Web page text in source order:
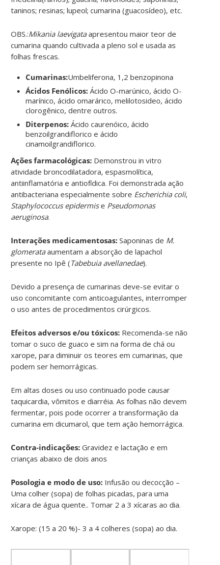
taninos; resinas; lupeol; cumarina (guacosídeo), etc.
OBS.:Mikania laevigataapresentou maior teor de
cumarina quando cultivada a pleno sol e usada as
folhas frescas.
Cumarinas:Umbeliferona, 1,2 benzopinona
Ácidos Fenólicos:Ácido O-marúnico, ácido O-
marínico, ácido omarárico, melilotosideo, ácido
clorogênico, dentre outros.
Diterpenos:Ácido caurenóico, ácido
benzoilgrandiflorico e ácido
cinamoilgrandiflorico.
Ações farmacológicas: Demonstrou in vitro
atividade broncodilatadora, espasmolítica,
antiinflamatória e antiofídica. Foi demonstrada ação
antibacteriana especialmente sobre Escherichia coli,
Staphylococcus epidermise Pseudomonas
aeruginosa.
Interações medicamentosas: Saponinas de M.
glomerataaumentam a absorção de lapachol
presente no Ipê (Tabebuia avellanedae).
Devido a presença de cumarinas deve-se evitar o
uso concomitante com anticoagulantes, interromper
o uso antes de procedimentos cirúrgicos.
Efeitos adversos e/ou tóxicos: Recomenda-se não
tomar o suco de guaco e sim na forma de chá ou
xarope, para diminuir os teores em cumarinas, que
podem ser hemorrágicas.
Em altas doses ou uso continuado pode causar
taquicardia, vômitos e diarréia. As folhas não devem
fermentar, pois pode ocorrer a transformação da
cumarina em dicumarol, que tem ação hemorrágica.
Contra-indicações:Gravidez e lactação e em
crianças abaixo de dois anos
Posologia e modo de uso: Infusão ou decocção –
Uma colher (sopa) de folhas picadas, para uma
xícara de água quente.. Tomar 2 a 3 xícaras ao dia.
Xarope: (15 a 20 %)- 3 a 4 colheres (sopa) ao dia.